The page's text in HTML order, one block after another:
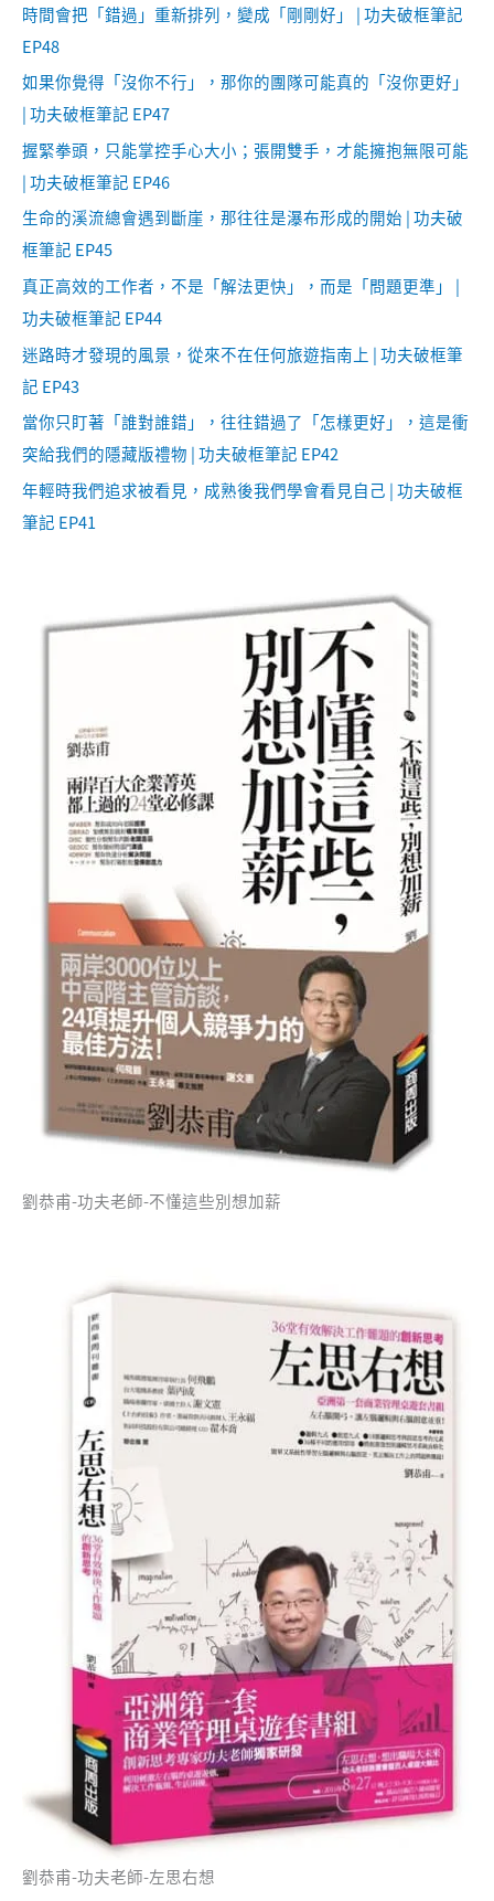
時間會把「錯過」重新排列，變成「剛剛好」 | 功夫破框筆記
EP48
如果你覺得「沒你不行」，那你的團隊可能真的「沒你更好」
| 功夫破框筆記 EP47
握緊拳頭，只能掌控手心大小；張開雙手，才能擁抱無限可能
| 功夫破框筆記 EP46
生命的溪流總會遇到斷崖，那往往是瀑布形成的開始 | 功夫破
框筆記 EP45
真正高效的工作者，不是「解法更快」，而是「問題更準」 |
功夫破框筆記 EP44
迷路時才發現的風景，從來不在任何旅遊指南上 | 功夫破框筆
記 EP43
當你只盯著「誰對誰錯」，往往錯過了「怎樣更好」，這是衝
突給我們的隱藏版禮物 | 功夫破框筆記 EP42
年輕時我們追求被看見，成熟後我們學會看見自己 | 功夫破框
筆記 EP41
劉恭甫-功夫老師-不懂這些別想加薪
劉恭甫-功夫老師-左思右想